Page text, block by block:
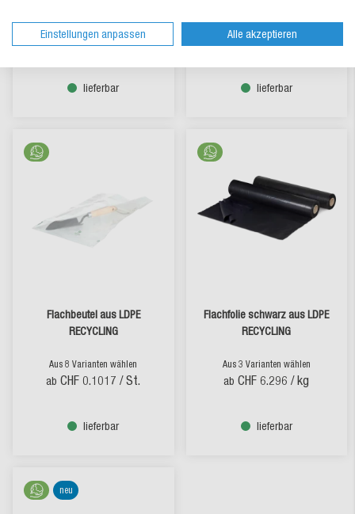
Aus 3 Varianten wählen
ab CHF 95.70 / Rl.
lieferbar
Aus 5 Varianten wählen
CHF 128.70 / Rl.
lieferbar
Flachbeutel aus LDPE
RECYCLING
Aus 8 Varianten wählen
ab CHF 0.1017 / St.
lieferbar
Flachfolie schwarz aus LDPE
RECYCLING
Aus 3 Varianten wählen
ab CHF 6.296 / kg
lieferbar
neu
Einstellungen anpassen Alle akzeptieren